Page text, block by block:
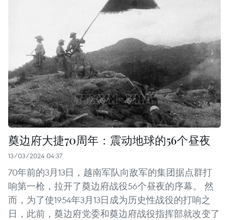
奠边府大捷70周年：震动地球的56个昼夜
13/03/2024 04:37
70年前的3月13日，越南军队向敌军的集团据点群打
响第一枪，拉开了奠边府战役56个昼夜的序幕。 然
而，为了使1954年3月13日成为历史性战役的打响之
日，此前，奠边府党委和奠边府战役指挥部就改变了